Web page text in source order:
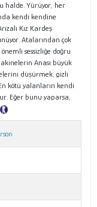
halde. Yürüyor, her
kendi kendine
Kız Kardeş
Atalarından çok
sessizliğe doğru
Anası büyük
düşürmek, gizli
kötü yalanların kendi
Eğer bunu yaparsa,